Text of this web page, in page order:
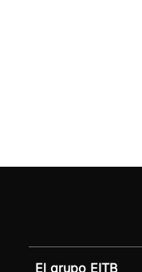
El grupo EITB